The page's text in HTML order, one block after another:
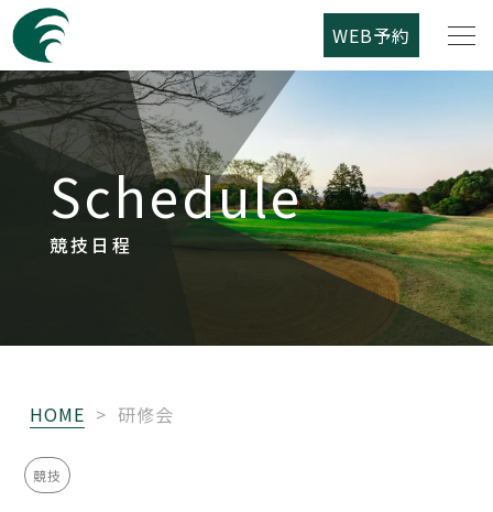
WEB予約
Schedule
競技日程
HOME > 研修会
競技
筑紫野カントリークラブについて
コース紹介
ご利用案内
レストラン